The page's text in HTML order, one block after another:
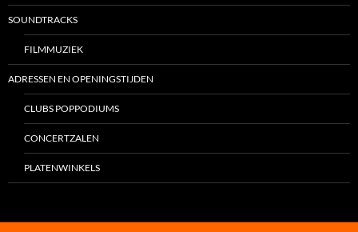
SOUNDTRACKS
FILMMUZIEK
ADRESSEN EN OPENINGSTIJDEN
CLUBS POPPODIUMS
CONCERTZALEN
PLATENWINKELS